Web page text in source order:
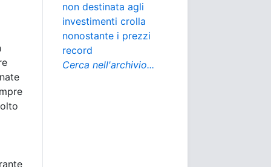
non destinata agli
investimenti crolla
nonostante i prezzi
record
Cerca nell'archivio...